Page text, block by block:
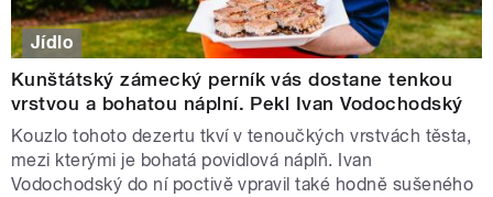
Jídlo
Kunštátský zámecký perník vás dostane tenkou
vrstvou a bohatou náplní. Pekl Ivan Vodochodský
Kouzlo tohoto dezertu tkví v tenoučkých vrstvách těsta,
mezi kterými je bohatá povidlová náplň. Ivan
Vodochodský do ní poctivě vpravil také hodně sušeného